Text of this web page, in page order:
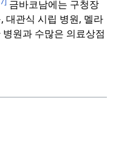
금바코남에는 구청장
대관식 시립 병원, 멜라
원과 수많은 의료상점